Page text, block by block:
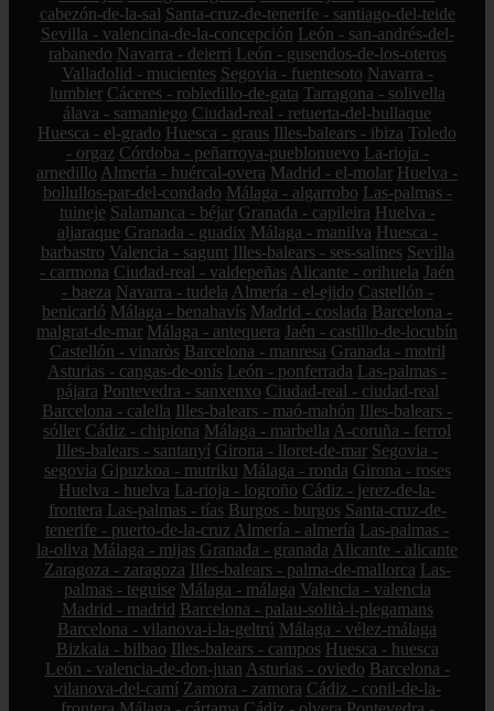
cabezón-de-la-sal Santa-cruz-de-tenerife - santiago-del-teide
Sevilla - valencina-de-la-concepción León - san-andrés-del-
rabanedo Navarra - deierri León - gusendos-de-los-oteros
Valladolid - mucientes Segovia - fuentesoto Navarra -
lumbier Cáceres - robledillo-de-gata Tarragona - solivella
álava - samaniego Ciudad-real - retuerta-del-bullaque
Huesca - el-grado Huesca - graus Illes-balears - ibiza Toledo
- orgaz Córdoba - peñarroya-pueblonuevo La-rioja -
arnedillo Almería - huércal-overa Madrid - el-molar Huelva -
bollullos-par-del-condado Málaga - algarrobo Las-palmas -
tuineje Salamanca - béjar Granada - capileira Huelva -
aljaraque Granada - guadix Málaga - manilva Huesca -
barbastro Valencia - sagunt Illes-balears - ses-salines Sevilla
- carmona Ciudad-real - valdepeñas Alicante - orihuela Jaén
- baeza Navarra - tudela Almería - el-ejido Castellón -
benicarló Málaga - benahavís Madrid - coslada Barcelona -
malgrat-de-mar Málaga - antequera Jaén - castillo-de-locubín
Castellón - vinaròs Barcelona - manresa Granada - motril
Asturias - cangas-de-onís León - ponferrada Las-palmas -
pájara Pontevedra - sanxenxo Ciudad-real - ciudad-real
Barcelona - calella Illes-balears - maó-mahón Illes-balears -
sóller Cádiz - chipiona Málaga - marbella A-coruña - ferrol
Illes-balears - santanyí Girona - lloret-de-mar Segovia -
segovia Gipuzkoa - mutriku Málaga - ronda Girona - roses
Huelva - huelva La-rioja - logroño Cádiz - jerez-de-la-
frontera Las-palmas - tías Burgos - burgos Santa-cruz-de-
tenerife - puerto-de-la-cruz Almería - almería Las-palmas -
la-oliva Málaga - mijas Granada - granada Alicante - alicante
Zaragoza - zaragoza Illes-balears - palma-de-mallorca Las-
palmas - teguise Málaga - málaga Valencia - valencia
Madrid - madrid Barcelona - palau-solità-i-plegamans
Barcelona - vilanova-i-la-geltrú Málaga - vélez-málaga
Bizkaia - bilbao Illes-balears - campos Huesca - huesca
León - valencia-de-don-juan Asturias - oviedo Barcelona -
vilanova-del-camí Zamora - zamora Cádiz - conil-de-la-